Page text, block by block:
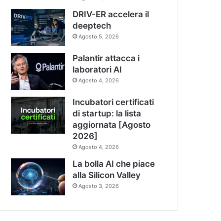
DRIV-ER accelera il
deeptech
Agosto 5, 2026
Palantir attacca i
laboratori AI
Agosto 4, 2026
Incubatori certificati
di startup: la lista
aggiornata [Agosto
2026]
Agosto 4, 2026
La bolla AI che piace
alla Silicon Valley
Agosto 3, 2026